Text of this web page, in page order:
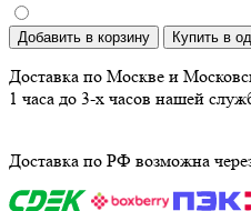
Добавить в корзину Купить в
Доставка по Москве и
1 часа до 3-х часов нашей
Доставка по РФ возможна